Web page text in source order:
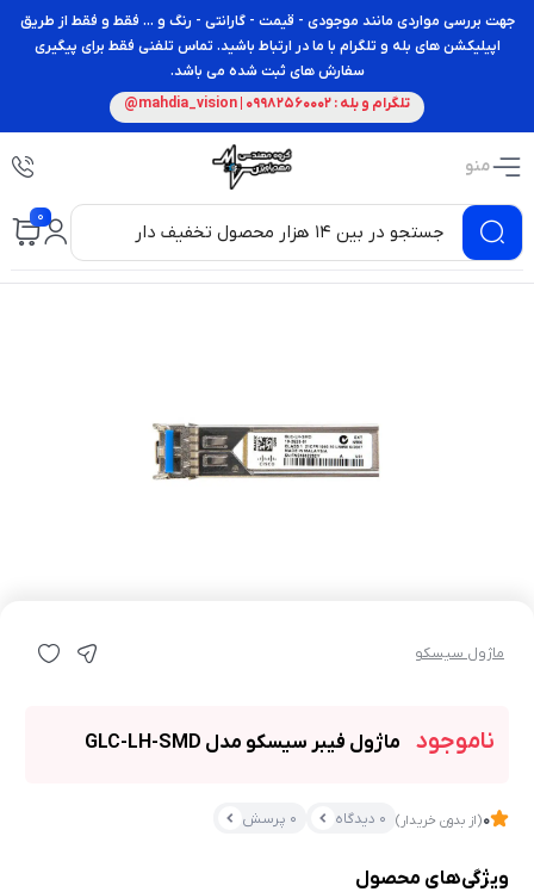
جهت بررسی مواردی مانند موجودی - قیمت - گارانتی - رنگ و ... فقط و فقط از طریق
اپیلیکشن های بله و تلگرام با ما در ارتباط باشید. تماس تلفنی فقط برای پیگیری
سفارش های ثبت شده می باشد.
تلگرام و بله : 09982560002 | mahdia_vision@
منو
0
ماژول سیسکو
ناموجود ماژول فیبر سیسکو مدل GLC-LH-SMD
0(از بدون خریدار) 0 دیدگاه 0 پرسش
ویژگی‌های محصول